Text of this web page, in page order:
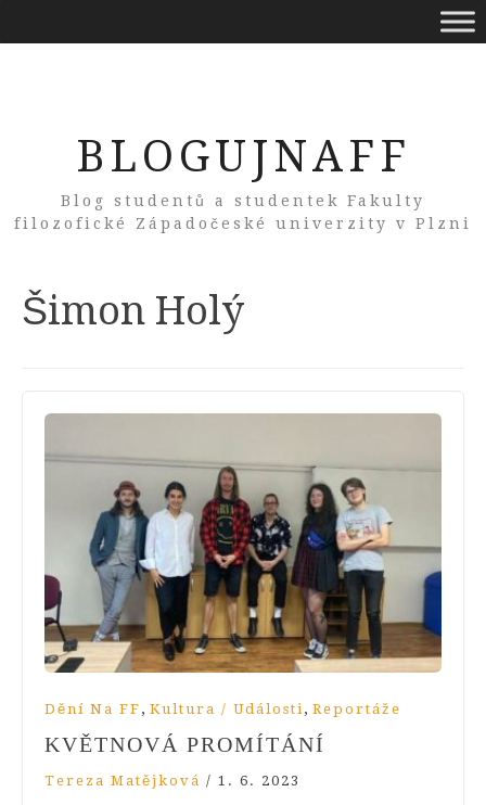
BLOGUJNAFF
Blog studentů a studentek Fakulty
filozofické Západočeské univerzity v Plzni
Tag:
Šimon Holý
Dění Na FF , Kultura / Události , Reportáže
KVĚTNOVÁ PROMÍTÁNÍ
Tereza Matějková / 1. 6. 2023